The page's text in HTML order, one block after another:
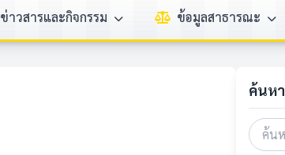
ข่าวสารและกิจกรรม ข้อมูลสาธารณะ
ค้นหา